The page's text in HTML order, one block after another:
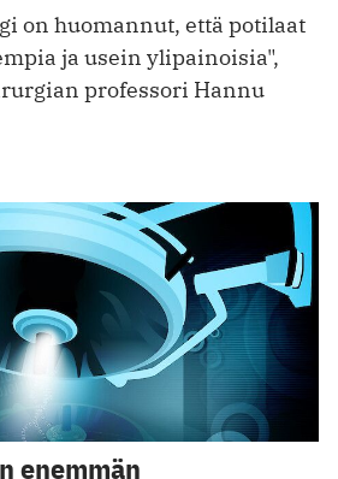
on huomannut, että potilaat
ja usein ylipainoisia",
professori Hannu
enemmän